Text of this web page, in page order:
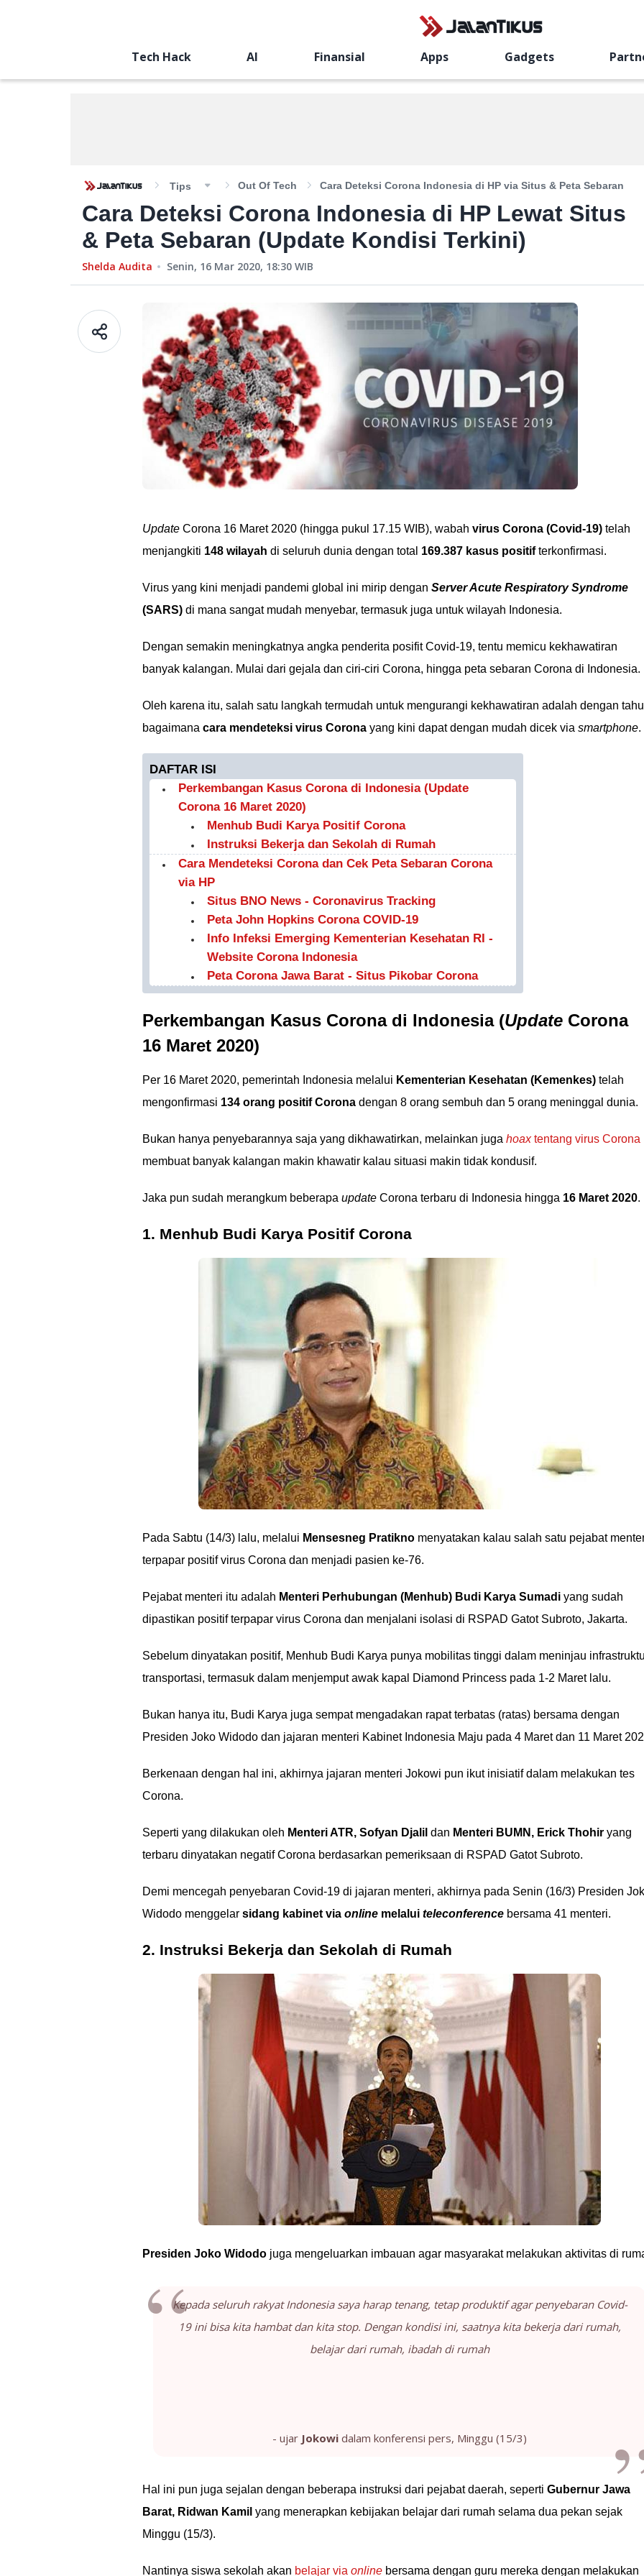
Tech Hack AI Finansial Apps Gadgets
Tips Out Of Tech Cara Deteksi Corona Indonesia di HP via Situs & Peta Sebaran
Cara Deteksi Corona Indonesia di HP Lewat Situs
& Peta Sebaran (Update Kondisi Terkini)
Shelda Audita Senin, 16 Mar 2020, 18:30 WIB
Update Corona 16 Maret 2020 (hingga pukul 17.15 WIB), wabah virus Corona (Covid-19) telah
menjangkiti 148 wilayah di seluruh dunia dengan total 169.387 kasus positifterkonfirmasi.
Virus yang kini menjadi pandemi global ini mirip dengan Server Acute Respiratory Syndrome
(SARS) di mana sangat mudah menyebar, termasuk juga untuk wilayah Indonesia.
Dengan semakin meningkatnya angka penderita posifit Covid-19, tentu memicu kekhawatiran
banyak kalangan. Mulai dari gejala dan ciri-ciri Corona, hingga peta sebaran Corona di Indonesia.
Oleh karena itu, salah satu langkah termudah untuk mengurangi kekhawatiran adalah dengan tahu
bagaimana cara mendeteksi virus Corona yang kini dapat dengan mudah dicek via smartphone.
DAFTAR ISI
Perkembangan Kasus Corona di Indonesia (Update
Corona 16 Maret 2020)
Menhub Budi Karya Positif Corona
Instruksi Bekerja dan Sekolah di Rumah
Cara Mendeteksi Corona dan Cek Peta Sebaran Corona
via HP
Situs BNO News - Coronavirus Tracking
Peta John Hopkins Corona COVID-19
Info Infeksi Emerging Kementerian Kesehatan RI -
Website Corona Indonesia
Peta Corona Jawa Barat - Situs Pikobar Corona
Perkembangan Kasus Corona di Indonesia (Update Corona
16 Maret 2020)
Per 16 Maret 2020, pemerintah Indonesia melalui Kementerian Kesehatan (Kemenkes) telah
mengonfirmasi 134 orang positif Corona dengan 8 orang sembuh dan 5 orang meninggal dunia.
Bukan hanya penyebarannya saja yang dikhawatirkan, melainkan juga hoaxtentang virus Corona
membuat banyak kalangan makin khawatir kalau situasi makin tidak kondusif.
Jaka pun sudah merangkum beberapa update Corona terbaru di Indonesia hingga 16 Maret 2020.
1. Menhub Budi Karya Positif Corona
Pada Sabtu (14/3) lalu, melalui Mensesneg Pratikno menyatakan kalau salah satu pejabat
terpapar positif virus Corona dan menjadi pasien ke-76.
Pejabat menteri itu adalah Menteri Perhubungan (Menhub) Budi Karya Sumadi yang sudah
dipastikan positif terpapar virus Corona dan menjalani isolasi di RSPAD Gatot Subroto, Jakarta.
Sebelum dinyatakan positif, Menhub Budi Karya punya mobilitas tinggi dalam meninjau
transportasi, termasuk dalam menjemput awak kapal Diamond Princess pada 1-2 Maret lalu.
Bukan hanya itu, Budi Karya juga sempat mengadakan rapat terbatas (ratas) bersama dengan
Presiden Joko Widodo dan jajaran menteri Kabinet Indonesia Maju pada 4 Maret dan 11 Maret
Berkenaan dengan hal ini, akhirnya jajaran menteri Jokowi pun ikut inisiatif dalam melakukan tes
Corona.
Seperti yang dilakukan oleh Menteri ATR, Sofyan Djalil dan Menteri BUMN, Erick Thohir yang
terbaru dinyatakan negatif Corona berdasarkan pemeriksaan di RSPAD Gatot Subroto.
Demi mencegah penyebaran Covid-19 di jajaran menteri, akhirnya pada Senin (16/3) Presiden
Widodo menggelar sidang kabinet via online melalui teleconference bersama 41 menteri.
2. Instruksi Bekerja dan Sekolah di Rumah
Presiden Joko Widodo juga mengeluarkan imbauan agar masyarakat melakukan aktivitas di
Kepada seluruh rakyat Indonesia saya harap tenang, tetap produktif agar penyebaran Covid-
19 ini bisa kita hambat dan kita stop. Dengan kondisi ini, saatnya kita bekerja dari rumah,
belajar dari rumah, ibadah di rumah
- ujar Jokowi dalam konferensi pers, Minggu (15/3)
Hal ini pun juga sejalan dengan beberapa instruksi dari pejabat daerah, seperti Gubernur Jawa
Barat, Ridwan Kamil yang menerapkan kebijakan belajar dari rumah selama dua pekan sejak
Minggu (15/3).
Nantinya siswa sekolah akan belajar via online bersama dengan guru mereka dengan melakukan